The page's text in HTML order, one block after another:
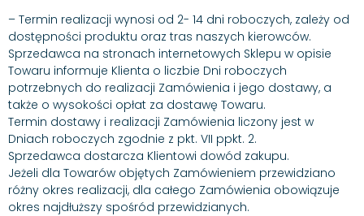
– Termin realizacji wynosi od 2- 14 dni roboczych, zależy od
dostępności produktu oraz tras naszych kierowców.
Sprzedawca na stronach internetowych Sklepu w opisie
Towaru informuje Klienta o liczbie Dni roboczych
potrzebnych do realizacji Zamówienia i jego dostawy, a
także o wysokości opłat za dostawę Towaru.
Termin dostawy i realizacji Zamówienia liczony jest w
Dniach roboczych zgodnie z pkt. VII ppkt. 2.
Sprzedawca dostarcza Klientowi dowód zakupu.
Jeżeli dla Towarów objętych Zamówieniem przewidziano
różny okres realizacji, dla całego Zamówienia obowiązuje
okres najdłuższy spośród przewidzianych.